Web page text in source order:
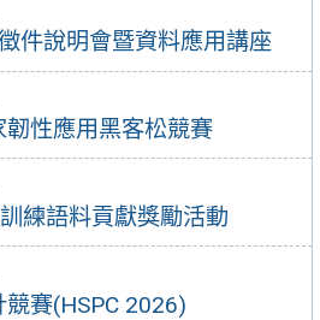
件說明會暨資料應用講座
性應用黑客松競賽
練語料貢獻獎勵活動
賽(HSPC 2026)